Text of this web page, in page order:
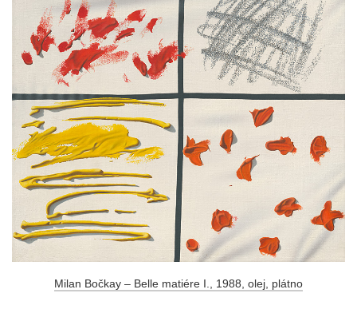
Milan Bočkay – Belle matiére I., 1988, olej, plátno